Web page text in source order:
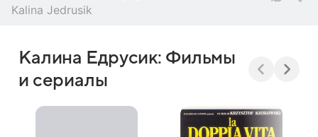
Kalina Jedrusik
Калина Едрусик: Фильмы
и сериалы